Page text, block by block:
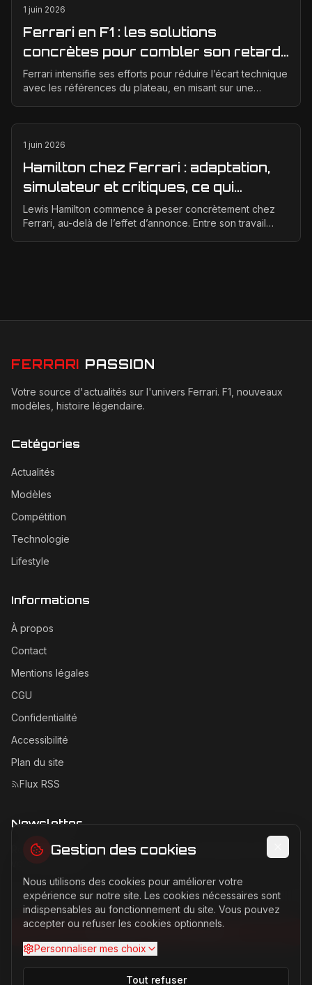
1 juin 2026
Ferrari en F1 : les solutions
concrètes pour combler son retard
technique en 2026
Ferrari intensifie ses efforts pour réduire l’écart technique
avec les références du plateau, en misant sur une
1 juin 2026
Hamilton chez Ferrari : adaptation,
simulateur et critiques, ce qui
change vraiment pour la Scuderia
Lewis Hamilton commence à peser concrètement chez
Ferrari, au-delà de l’effet d’annonce. Entre son travail
FERRARI PASSION
Votre source d'actualités sur l'univers Ferrari. F1, nouveaux
modèles, histoire légendaire.
Catégories
Actualités
Modèles
Compétition
Technologie
Lifestyle
Informations
À propos
Contact
Mentions légales
CGU
Confidentialité
Accessibilité
Plan du site
Flux RSS
Newsletter
Recevez les dernières actualités Ferrari directement dans
Adresse email pour la newsletter
S'abonner à la newsletter
Gestion des cookies
Nous utilisons des cookies pour améliorer votre
expérience sur notre site. Les cookies nécessaires sont
indispensables au fonctionnement du site. Vous pouvez
accepter ou refuser les cookies optionnels.
Personnaliser mes choix
Tout refuser